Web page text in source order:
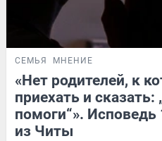
СЕМЬЯ МНЕНИЕ
«Нет родителей, к
приехать и сказать:
помоги“».
из Читы